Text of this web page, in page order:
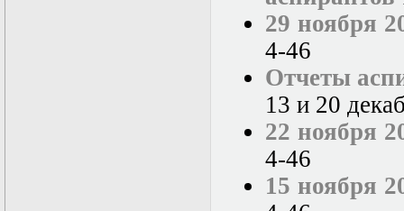
29 ноября
4-46
Отчеты
13 и 20
22 ноября
4-46
15 ноября